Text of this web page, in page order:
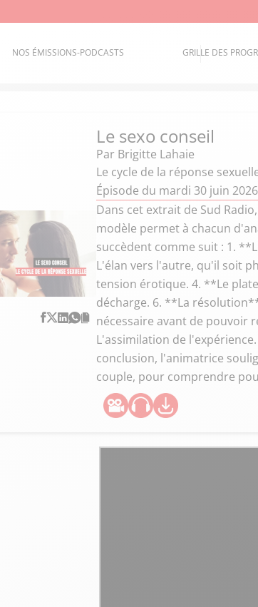
NOS ÉMISSIONS-PODCASTS GRILLE DES
Le sexo conseil
Par Brigitte Lahaie
Le cycle de la réponse
Épisode du mardi 30 juin 2026
Dans cet extrait de Sud
modèle permet à chacun
succèdent comme suit : 1.
L'élan vers l'autre, qu'il soit
tension érotique. 4. **Le
décharge. 6. **La
nécessaire avant de pouvoir
L'assimilation de
conclusion, l'animatrice
couple, pour comprendre